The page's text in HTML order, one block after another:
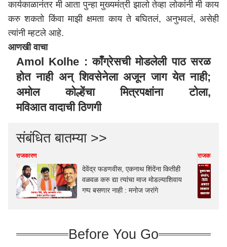
कार्यकाळानंतर मी आता पुन्हा मुख्यमंत्री झालो तेव्हा लोकांनी मी काय
करु शकतो किंवा माझी क्षमता काय ते बघितलं, अनुभवलं, असेही
त्यांनी म्हटले आहे.
आणखी वाचा
Amol Kolhe : काँग्रेसची मोडलेली पाठ सरळ
होत नाही अन् शिवसेनेला अजून जाग येत नाही;
अमोल कोल्हेंचा मित्रपक्षांना टोला,
मविआत वादाची ठिणगी
संबंधित बातम्या >>
राजकारण
देवेंद्र फडणवीस, एकनाथ शिंदेंना कितीही
वळवळ करु द्या त्यांचा माज मोडल्याशिवाय
गप्प बसणार नाही : मनोज जरांगे
राजकारण
Before You Go